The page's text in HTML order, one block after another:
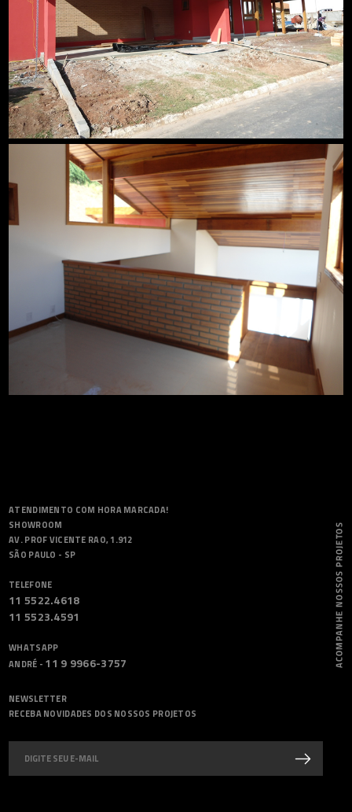
ATENDIMENTO COM HORA MARCADA!
SHOWROOM
AV. PROF VICENTE RAO, 1.912
SÃO PAULO - SP
TELEFONE
11 5522.4618
11 5523.4591
WHATSAPP
ANDRÉ - 11 9 9966-3757
NEWSLETTER
RECEBA NOVIDADES DOS NOSSOS PROJETOS